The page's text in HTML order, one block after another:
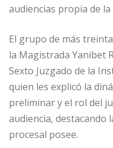
audiencias propia de
El grupo de más
la Magistrada Yanibet
Sexto Juzgado de la
quien les explicó la
preliminar y el rol del
audiencia, destacando
procesal posee.